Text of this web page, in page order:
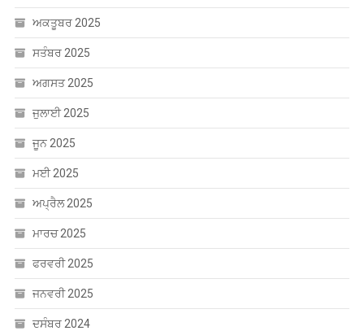
ਅਕਤੂਬਰ 2025
ਸਤੰਬਰ 2025
ਅਗਸਤ 2025
ਜੁਲਾਈ 2025
ਜੂਨ 2025
ਮਈ 2025
ਅਪ੍ਰੈਲ 2025
ਮਾਰਚ 2025
ਫਰਵਰੀ 2025
ਜਨਵਰੀ 2025
ਦਸੰਬਰ 2024